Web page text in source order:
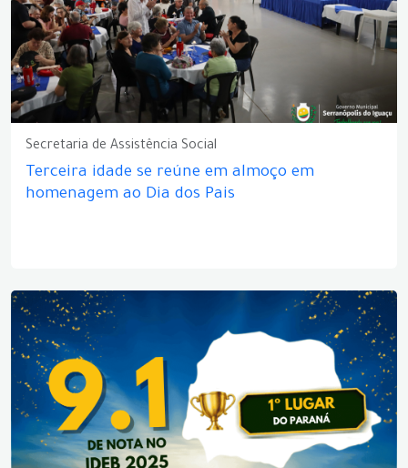
Secretaria de Assistência Social
Terceira idade se reúne em almoço em
homenagem ao Dia dos Pais